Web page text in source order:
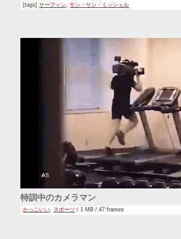
[tags]サーフィン,モン・サン・ミッシェル
特訓中のカメラマン
かっこいい, スポーツ / 1 MB / 47 frames